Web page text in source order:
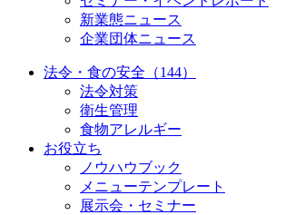
新業態ニュース
企業団体ニュース
法令・食の安全（144）
法令対策
衛生管理
食物アレルギー
お役立ち
ノウハウブック
メニューテンプレート
展示会・セミナー